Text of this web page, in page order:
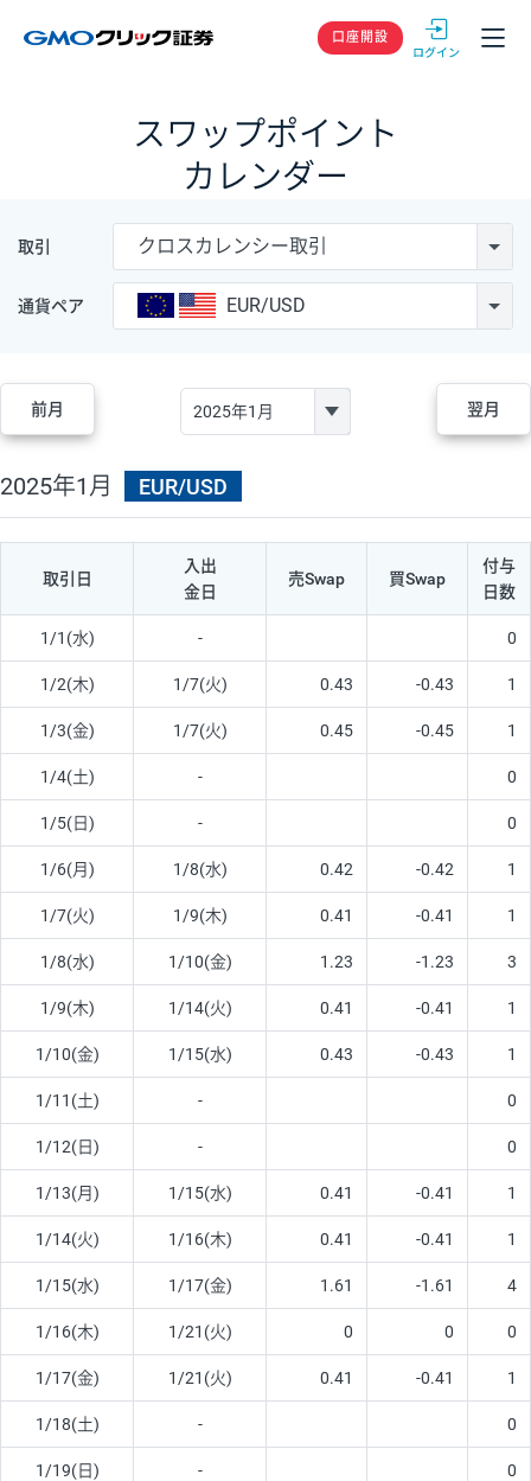
GMOクリック
口座開設
スワップポイント
カレンダー
取引 クロスカレンシー取引
通貨ペア EUR/USD
前月 翌月
2025年1月 EUR/USD
取引日
入出
金日
売Swap 買Swap
付与
日数
1/1(水) - 0
1/2(木) 1/7(火) 0.43 -0.43 1
1/3(金) 1/7(火) 0.45 -0.45 1
1/4(土) - 0
1/5(日) - 0
1/6(月) 1/8(水) 0.42 -0.42 1
1/7(火) 1/9(木) 0.41 -0.41 1
1/8(水) 1/10(金) 1.23 -1.23 3
1/9(木) 1/14(火) 0.41 -0.41 1
1/10(金) 1/15(水) 0.43 -0.43 1
1/11(土) - 0
1/12(日) - 0
1/13(月) 1/15(水) 0.41 -0.41 1
1/14(火) 1/16(木) 0.41 -0.41 1
1/15(水) 1/17(金) 1.61 -1.61 4
1/16(木) 1/21(火) 0 0 0
1/17(金) 1/21(火) 0.41 -0.41 1
1/18(土) - 0
1/19(日) - 0